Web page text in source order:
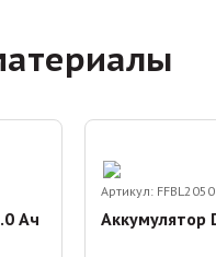
Ач
Артикул: FFBL2050
Аккумулятор